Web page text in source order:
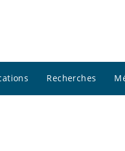
Recherches